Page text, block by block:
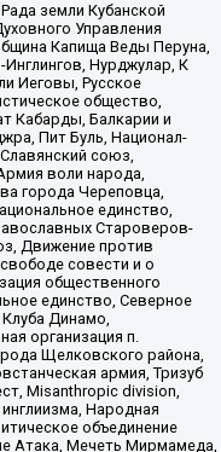
земли Кубанской
Управления
Капища Веды Перуна,
Нурджулар, К
Иеговы, Русское
общество,
Кабарды, Балкарии и
Пит Буль, Национал-
союз,
воли народа,
города Череповца,
единство,
Староверов-
Движение против
совести и о
общественного
единство, Северное
Динамо,
организация п.
Щелковского района,
армия, Тризуб
Misanthropic division,
Народная
объединение
Атака, Мечеть Мирмамеда,